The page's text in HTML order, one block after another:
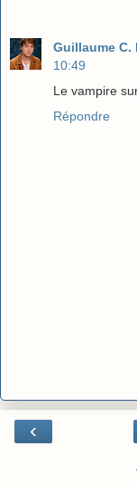
Guillaume C.
10:49
Le vampire
Répondre
‹